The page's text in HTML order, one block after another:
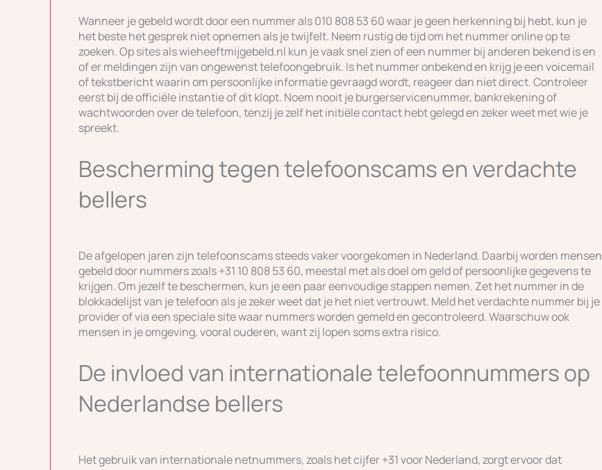
Wanneer je gebeld wordt door een nummer als 010 808 53 60 waar je geen herkenning bij hebt, kun je
het beste het gesprek niet opnemen als je twijfelt. Neem rustig de tijd om het nummer online op te
zoeken. Op sites als wieheeftmijgebeld.nl kun je vaak snel zien of een nummer bij anderen bekend is en
of er meldingen zijn van ongewenst telefoongebruik. Is het nummer onbekend en krijg je een voicemail
of tekstbericht waarin om persoonlijke informatie gevraagd wordt, reageer dan niet direct. Controleer
eerst bij de officiële instantie of dit klopt. Noem nooit je burgerservicenummer, bankrekening of
wachtwoorden over de telefoon, tenzij je zelf het initiële contact hebt gelegd en zeker weet met wie je
spreekt.
Bescherming tegen telefoonscams en verdachte
bellers
De afgelopen jaren zijn telefoonscams steeds vaker voorgekomen in Nederland. Daarbij worden mensen
gebeld door nummers zoals +31 10 808 53 60, meestal met als doel om geld of persoonlijke gegevens te
krijgen. Om jezelf te beschermen, kun je een paar eenvoudige stappen nemen. Zet het nummer in de
blokkadelijst van je telefoon als je zeker weet dat je het niet vertrouwt. Meld het verdachte nummer bij je
provider of via een speciale site waar nummers worden gemeld en gecontroleerd. Waarschuw ook
mensen in je omgeving, vooral ouderen, want zij lopen soms extra risico.
De invloed van internationale telefoonnummers op
Nederlandse bellers
Het gebruik van internationale netnummers, zoals het cijfer +31 voor Nederland, zorgt ervoor dat